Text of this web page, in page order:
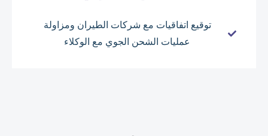
توقيع اتفاقيات مع شركات الطيران ومزاولة
عمليات الشحن الجوي مع الوكلاء